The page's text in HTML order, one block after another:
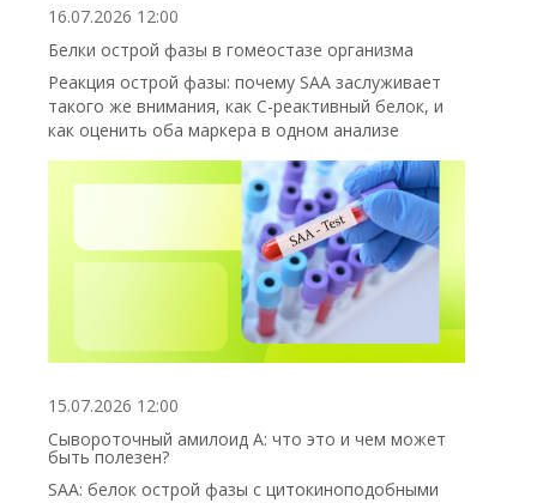
16.07.2026 12:00
Белки острой фазы в гомеостазе организма
Реакция острой фазы: почему SAA заслуживает
такого же внимания, как С-реактивный белок, и
как оценить оба маркера в одном анализе
15.07.2026 12:00
Сывороточный амилоид А: что это и чем может
быть полезен?
SAA: белок острой фазы с цитокиноподобными